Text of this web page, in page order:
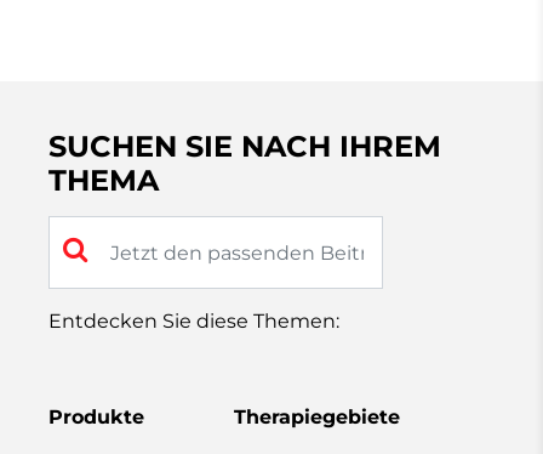
SUCHEN SIE NACH IHREM
THEMA
Entdecken Sie diese Themen:
Produkte Therapiegebiete